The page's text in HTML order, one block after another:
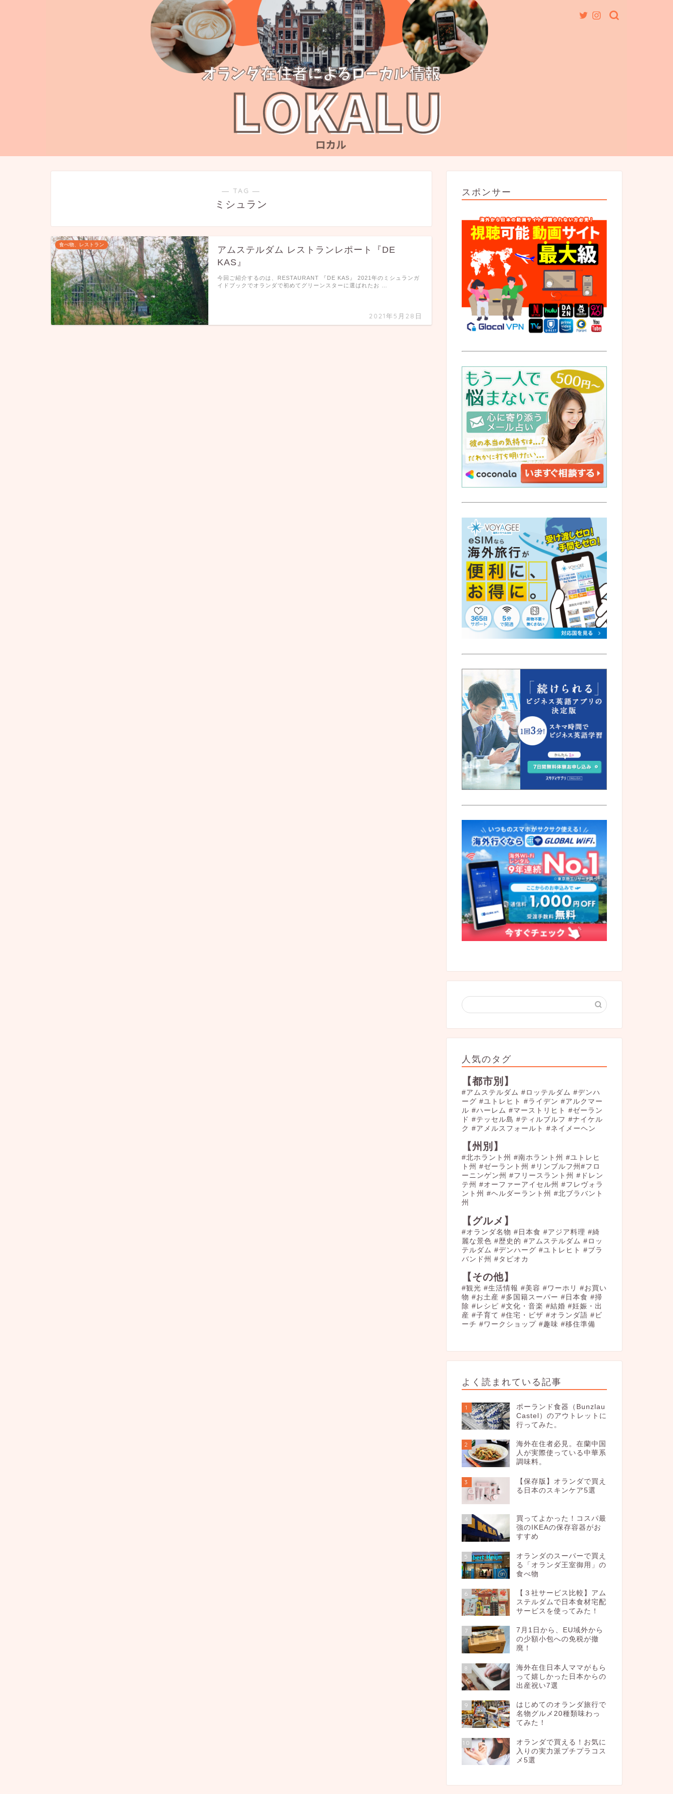
― TAG ―
ミシュラン
食べ物、レストラン
アムステルダム レストランレポート『DE
KAS』
2021年5月28日
今回ご紹介するのは、RESTAURANT 『DE KAS』 2021年のミシュランガ
イドブックでオランダで初めてグリーンスターに選ばれたお …
スポンサー
人気のタグ
【都市別】
#アムステルダム #ロッテルダム #デンハ
ーグ #ユトレヒト #ライデン #アルクマー
ル #ハーレム #マーストリヒト #ゼーラン
ド #テッセル島 #ティルブルフ #ナイケル
ク #アメルスフォールト #ネイメーヘン
【州別】
#北ホラント州 #南ホラント州 #ユトレヒ
ト州 #ゼーラント州 #リンブルフ州#フロ
ーニンゲン州 #フリースラント州 #ドレン
テ州 #オーファーアイセル州 #フレヴォラ
ント州 #ヘルダーラント州 #北ブラバント
州
【グルメ】
#オランダ名物 #日本食 #アジア料理 #綺
麗な景色 #歴史的 #アムステルダム #ロッ
テルダム #デンハーグ #ユトレヒト #ブラ
バンド州 #タピオカ
【その他】
#観光 #生活情報 #美容 #ワーホリ #お買い
物 #お土産 #多国籍スーパー #日本食 #掃
除 #レシピ #文化・音楽 #結婚 #妊娠・出
産 #子育て #住宅・ビザ #オランダ語 #ビ
ーチ #ワークショップ #趣味 #移住準備
よく読まれている記事
1
ポーランド食器（Bunzlau
Castel）のアウトレットに
行ってみた。
2
海外在住者必見。在蘭中国
人が実際使っている中華系
調味料。
3
【保存版】オランダで買え
る日本のスキンケア5選
4
買ってよかった！コスパ最
強のIKEAの保存容器がお
すすめ
5
オランダのスーパーで買え
る「オランダ王室御用」の
食べ物
6
【３社サービス比較】アム
ステルダムで日本食材宅配
サービスを使ってみた！
7
7月1日から、EU域外から
の少額小包への免税が撤
廃！
8
海外在住日本人ママがもら
って嬉しかった日本からの
出産祝い7選
9
はじめてのオランダ旅行で
名物グルメ20種類味わっ
てみた！
10
オランダで買える！お気に
入りの実力派プチプラコス
メ5選